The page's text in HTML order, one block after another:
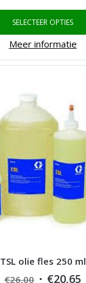
SELECTEER OPTIES
Meer informatie
TSL olie fles 250 ml
€26,00 Original
€20,65